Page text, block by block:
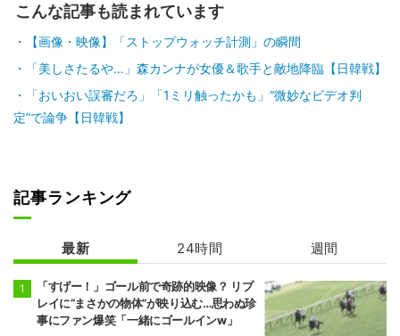
こんな記事も読まれています
【画像・映像】「ストップウォッチ計測」の瞬間
「美しさたるや…」森カンナが女優＆歌手と敵地降臨【日韓戦】
「おいおい誤審だろ」「1ミリ触ったかも」“微妙なビデオ判
定”で論争【日韓戦】
記事ランキング
最新 24時間 週間
「すげー！」ゴール前で奇跡的映像？ リプ
レイに“まさかの物体”が映り込む…思わぬ珍
事にファン爆笑「一緒にゴールインw」